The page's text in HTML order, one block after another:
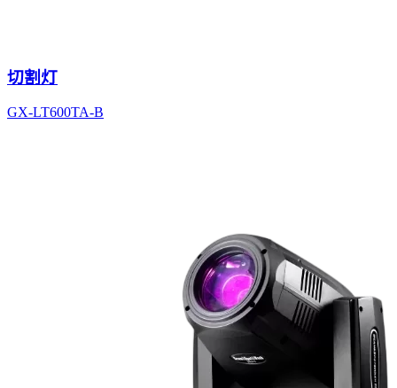
切割灯
GX-LT600TA-B